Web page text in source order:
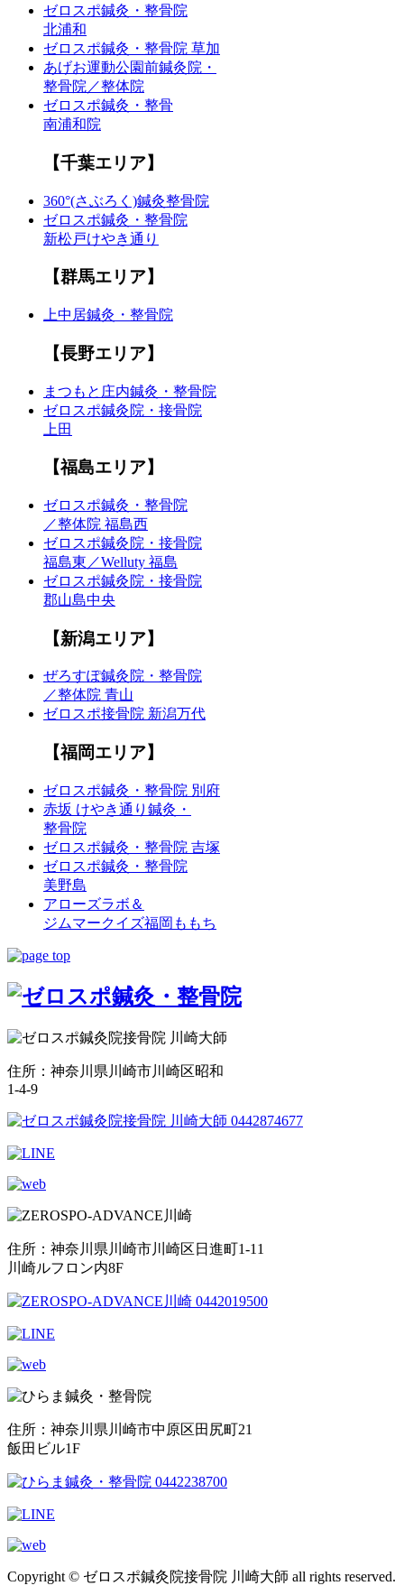
ゼロスポ鍼灸・整骨院
北浦和
ゼロスポ鍼灸・整骨院 草加
あげお運動公園前鍼灸院・
整骨院／整体院
ゼロスポ鍼灸・整骨
南浦和院
【千葉エリア】
360°(さぶろく)鍼灸整骨院
ゼロスポ鍼灸・整骨院
新松戸けやき通り
【群馬エリア】
上中居鍼灸・整骨院
【長野エリア】
まつもと庄内鍼灸・整骨院
ゼロスポ鍼灸院・接骨院
上田
【福島エリア】
ゼロスポ鍼灸・整骨院
／整体院 福島西
ゼロスポ鍼灸院・接骨院
福島東／Welluty 福島
ゼロスポ鍼灸院・接骨院
郡山島中央
【新潟エリア】
ぜろすぽ鍼灸院・整骨院
／整体院 青山
ゼロスポ接骨院 新潟万代
【福岡エリア】
ゼロスポ鍼灸・整骨院 別府
赤坂 けやき通り鍼灸・
整骨院
ゼロスポ鍼灸・整骨院 吉塚
ゼロスポ鍼灸・整骨院
美野島
アローズラボ＆
ジムマークイズ福岡ももち
住所：神奈川県川崎市川崎区昭和
1-4-9
住所：神奈川県川崎市川崎区日進町1-11
川崎ルフロン内8F
住所：神奈川県川崎市中原区田尻町21
飯田ビル1F
Copyright © ゼロスポ鍼灸院接骨院 川崎大師 all rights reserved.